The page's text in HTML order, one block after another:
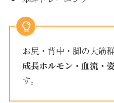
お尻・背中・脚の大筋
成長ホルモン・血流・
す。